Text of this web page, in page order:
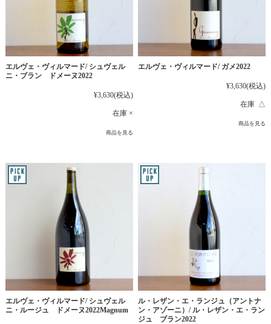
エルヴェ・ヴィルマード/ シュヴェル
ニ・ブラン ドメーヌ2022
¥3,630(税込)
在庫 ×
商品を見る
エルヴェ・ヴィルマード/ ガメ2022
¥3,630(税込)
在庫 △
商品を見る
エルヴェ・ヴィルマード/ シュヴェル
ニ・ルージュ ドメーヌ2022Magnum
ル・レザン・エ・ランジュ（アントナ
ン・アゾーニ）/ ル・レザン・エ・ラン
ジュ ブラン2022